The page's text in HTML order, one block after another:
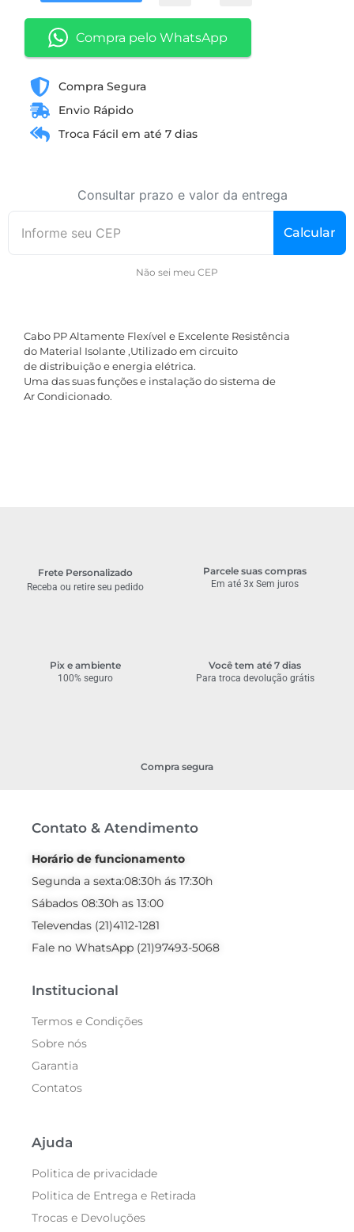
Compra pelo WhatsApp
Compra Segura
Envio Rápido
Troca Fácil em até 7 dias
Consultar prazo e valor da entrega
Calcular
Não sei meu CEP
Cabo PP Altamente Flexível e Excelente Resistência
do Material Isolante ,Utilizado em circuito
de distribuição e energia elétrica.
Uma das suas funções e instalação do sistema de
Ar Condicionado.
Frete Personalizado
Receba ou retire seu pedido
Parcele suas compras
Em até 3x Sem juros
Pix e ambiente
100% seguro
Você tem até 7 dias
Para troca devolução grátis
Compra segura
Contato & Atendimento
Horário de funcionamento
Segunda a sexta:08:30h ás 17:30h
Sábados 08:30h as 13:00
Televendas (21)4112-1281
Fale no WhatsApp (21)97493-5068
Institucional
Termos e Condições
Sobre nós
Garantia
Contatos
Ajuda
Politica de privacidade
Politica de Entrega e Retirada
Trocas e Devoluções